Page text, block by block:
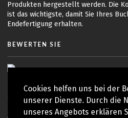
Cookies helfen uns bei der
unserer Dienste. Durch die
unseres Angebots erklären
Produkten hergestellt werden. Die
ist das wichtigste, damit Sie Ihres
Endefertigung erhalten.
BEWERTEN SIE